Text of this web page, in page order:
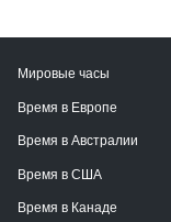
Мировые часы
Время в Европе
Время в Австралии
Время в США
Время в Канаде